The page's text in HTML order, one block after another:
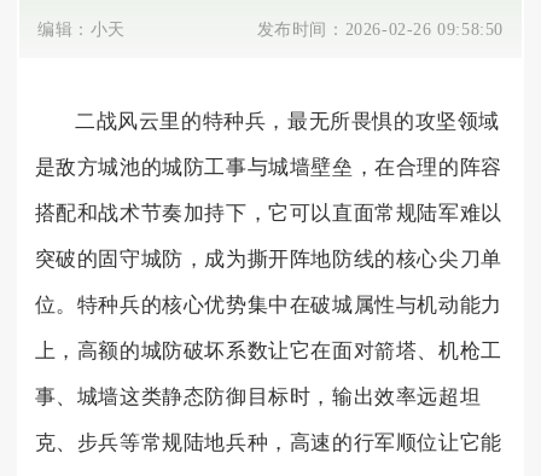
编辑： 小天 发布时间： 2026-02-26 09:58:50
二战风云里的特种兵，最无所畏惧的攻坚领域
是敌方城池的城防工事与城墙壁垒，在合理的阵容
搭配和战术节奏加持下，它可以直面常规陆军难以
突破的固守城防，成为撕开阵地防线的核心尖刀单
位。特种兵的核心优势集中在破城属性与机动能力
上，高额的城防破坏系数让它在面对箭塔、机枪工
事、城墙这类静态防御目标时，输出效率远超坦
克、步兵等常规陆地兵种，高速的行军顺位让它能